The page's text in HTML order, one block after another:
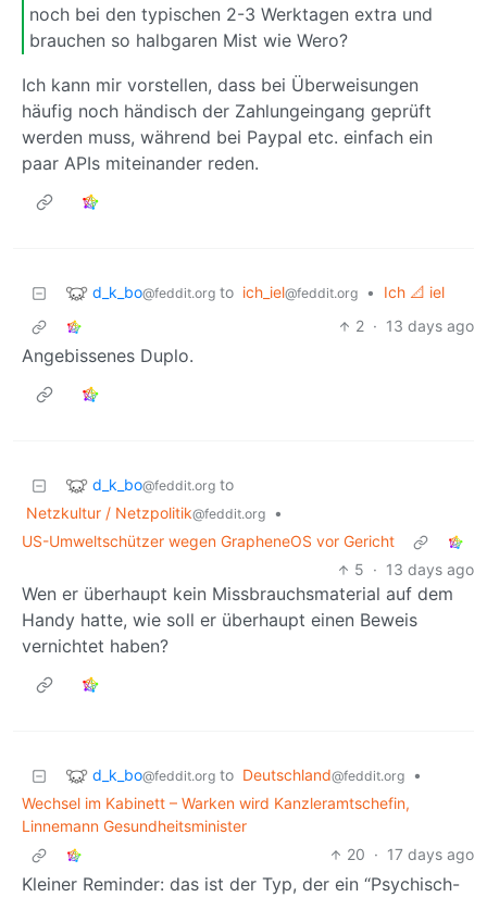
noch bei den typischen 2-3 Werktagen extra und
brauchen so halbgaren Mist wie Wero?
Ich kann mir vorstellen, dass bei Überweisungen
häufig noch händisch der Zahlungeingang geprüft
werden muss, während bei Paypal etc. einfach ein
paar APIs miteinander reden.
d_k_bo@feddit.org to ich_iel@feddit.org •
Ich 📐 iel
2 · 13 days ago
Angebissenes Duplo.
d_k_bo@feddit.org to
Netzkultur / Netzpolitik@feddit.org
•
US-Umweltschützer wegen GrapheneOS vor Gericht
5 · 13 days ago
Wen er überhaupt kein Missbrauchsmaterial auf dem
Handy hatte, wie soll er überhaupt einen Beweis
vernichtet haben?
d_k_bo@feddit.org to Deutschland@feddit.org
•
Wechsel im Kabinett – Warken wird Kanzleramtschefin,
Linnemann Gesundheitsminister
20 · 17 days ago
Kleiner Reminder: das ist der Typ, der ein “Psychisch-